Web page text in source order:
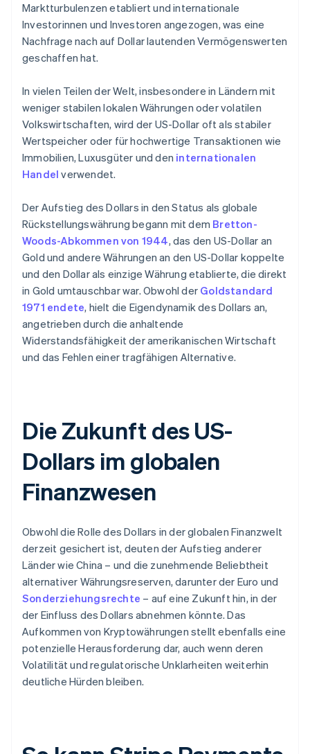
Marktturbulenzen etabliert und internationale
Investorinnen und Investoren angezogen, was eine
Nachfrage nach auf Dollar lautenden Vermögenswerten
geschaffen hat.
In vielen Teilen der Welt, insbesondere in Ländern mit
weniger stabilen lokalen Währungen oder volatilen
Volkswirtschaften, wird der US-Dollar oft als stabiler
Wertspeicher oder für hochwertige Transaktionen wie
Immobilien, Luxusgüter und den internationalen
Handel verwendet.
Der Aufstieg des Dollars in den Status als globale
Rückstellungswährung begann mit dem Bretton-
Woods-Abkommen von 1944, das den US-Dollar an
Gold und andere Währungen an den US-Dollar koppelte
und den Dollar als einzige Währung etablierte, die direkt
in Gold umtauschbar war. Obwohl der Goldstandard
1971 endete, hielt die Eigendynamik des Dollars an,
angetrieben durch die anhaltende
Widerstandsfähigkeit der amerikanischen Wirtschaft
und das Fehlen einer tragfähigen Alternative.
Die Zukunft des US-
Dollars im globalen
Finanzwesen
Obwohl die Rolle des Dollars in der globalen Finanzwelt
derzeit gesichert ist, deuten der Aufstieg anderer
Länder wie China – und die zunehmende Beliebtheit
alternativer Währungsreserven, darunter der Euro und
Sonderziehungsrechte – auf eine Zukunft hin, in der
der Einfluss des Dollars abnehmen könnte. Das
Aufkommen von Kryptowährungen stellt ebenfalls eine
potenzielle Herausforderung dar, auch wenn deren
Volatilität und regulatorische Unklarheiten weiterhin
deutliche Hürden bleiben.